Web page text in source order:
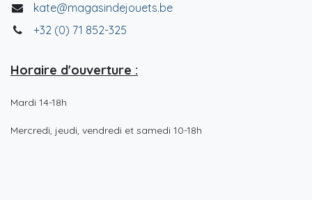
kate@magasindejouets.be
+32 (0) 71 852-325
Horaire d'ouverture :
Mardi 14-18h
Mercredi, jeudi, vendredi et samedi 10-18h